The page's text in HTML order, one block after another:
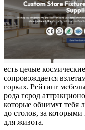
есть целые
сопровождается
горках. Рейтинг
рода город
которые обнимут тебя
до столов, за
для живота.